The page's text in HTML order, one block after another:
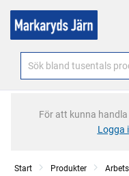
För att kunna
Logga
Start Produkter